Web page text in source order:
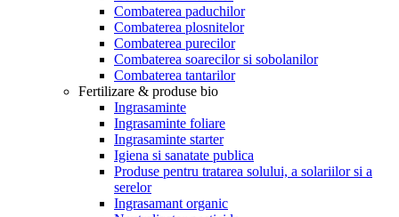
Combaterea paduchilor
Combaterea plosnitelor
Combaterea purecilor
Combaterea soarecilor si sobolanilor
Combaterea tantarilor
Fertilizare & produse bio
Ingrasaminte
Ingrasaminte foliare
Ingrasaminte starter
Igiena si sanatate publica
Produse pentru tratarea solului, a solariilor si a
serelor
Ingrasamant organic